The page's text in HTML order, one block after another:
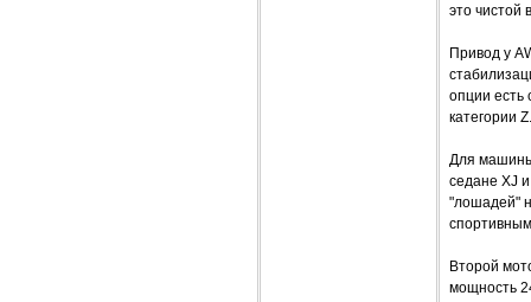
это чистой
Привод у
опции есть
категории Z.
Для машины
седане XJ
"лошадей"
Второй
мощность